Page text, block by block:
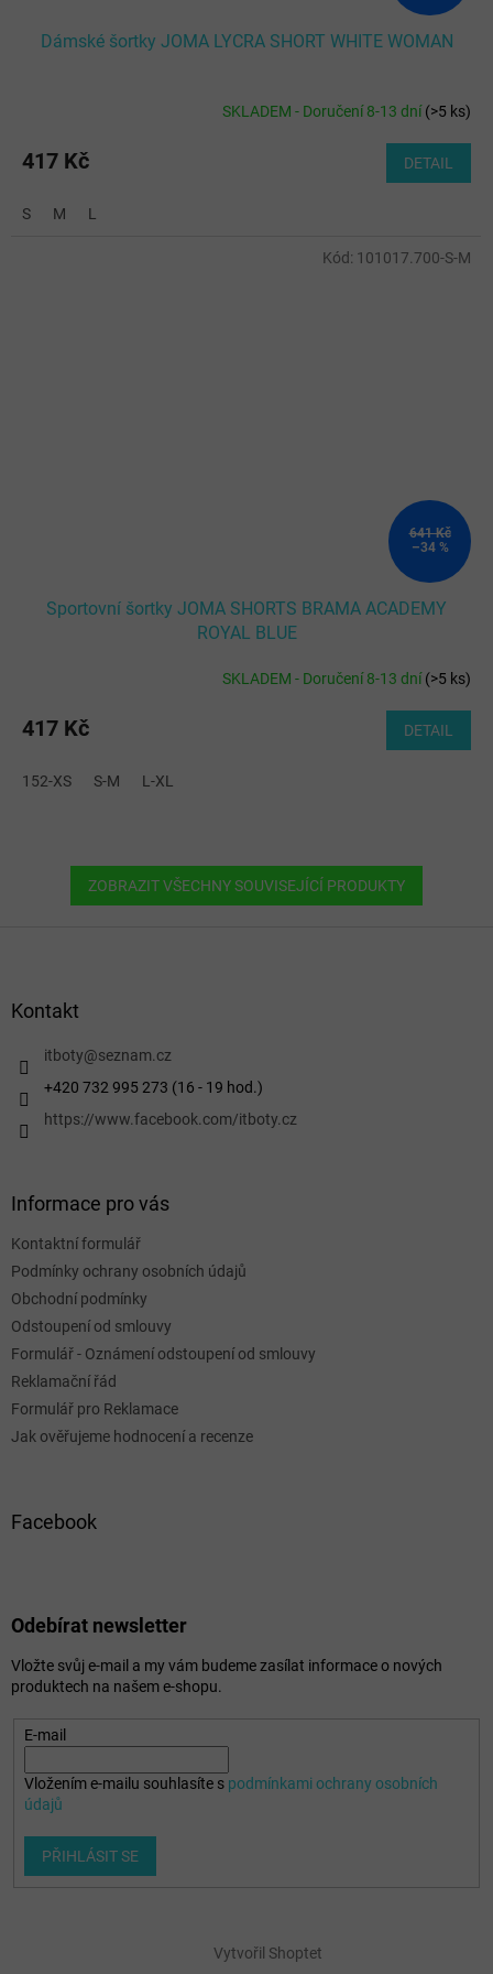
Dámské šortky JOMA LYCRA SHORT WHITE WOMAN
SKLADEM - Doručení 8-13 dní(>5 ks)
417 Kč DETAIL
S M L
641 Kč
–34 %
Sportovní šortky JOMA SHORTS BRAMA ACADEMY
ROYAL BLUE
SKLADEM - Doručení 8-13 dní(>5 ks)
417 Kč DETAIL
152-XS S-M L-XL
Kód: 101017.700-S-M
ZOBRAZIT VŠECHNY SOUVISEJÍCÍ PRODUKTY
Kontakt
itboty@seznam.cz
+420 732 995 273 (16 - 19 hod.)
https://www.facebook.com/itboty.cz
Informace pro vás
Kontaktní formulář
Podmínky ochrany osobních údajů
Obchodní podmínky
Odstoupení od smlouvy
Formulář - Oznámení odstoupení od smlouvy
Reklamační řád
Formulář pro Reklamace
Jak ověřujeme hodnocení a recenze
Facebook
Odebírat newsletter
Vložte svůj e-mail a my vám budeme zasílat informace o nových
produktech na našem e-shopu.
E-mail
Vložením e-mailu souhlasíte s podmínkami ochrany osobních
údajů
PŘIHLÁSIT SE
Vytvořil Shoptet